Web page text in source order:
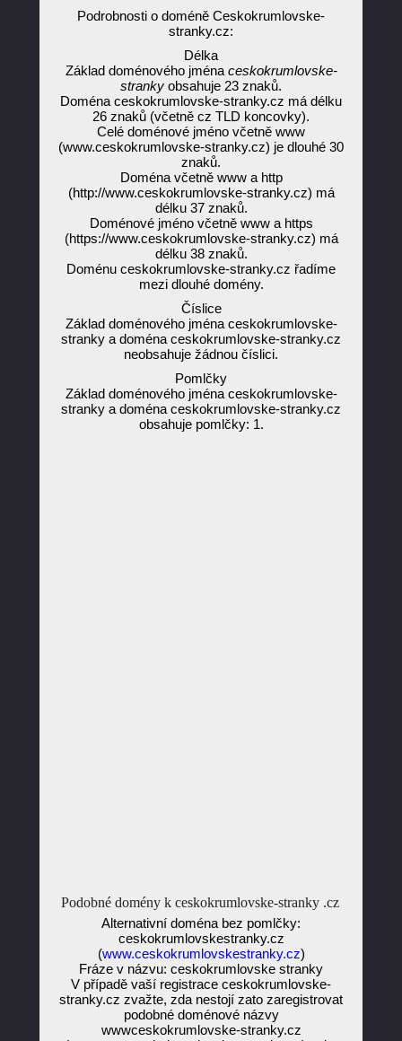
Podrobnosti o doméně Ceskokrumlovske-
stranky.cz:
Délka
Základ doménového jména ceskokrumlovske-
stranky obsahuje 23 znaků.
Doména ceskokrumlovske-stranky.cz má délku
26 znaků (včetně cz TLD koncovky).
Celé doménové jméno včetně www
(www.ceskokrumlovske-stranky.cz) je dlouhé 30
znaků.
Doména včetně www a http
(http://www.ceskokrumlovske-stranky.cz) má
délku 37 znaků.
Doménové jméno včetně www a https
(https://www.ceskokrumlovske-stranky.cz) má
délku 38 znaků.
Doménu ceskokrumlovske-stranky.cz řadíme
mezi dlouhé domény.
Číslice
Základ doménového jména ceskokrumlovske-
stranky a doména ceskokrumlovske-stranky.cz
neobsahuje žádnou číslici.
Pomlčky
Základ doménového jména ceskokrumlovske-
stranky a doména ceskokrumlovske-stranky.cz
obsahuje pomlčky: 1.
Podobné domény k ceskokrumlovske-stranky .cz
Alternativní doména bez pomlčky:
ceskokrumlovskestranky.cz
(www.ceskokrumlovskestranky.cz)
Fráze v názvu: ceskokrumlovske stranky
V případě vaší registrace ceskokrumlovske-
stranky.cz zvažte, zda nestojí zato zaregistrovat
podobné doménové názvy
wwwceskokrumlovske-stranky.cz